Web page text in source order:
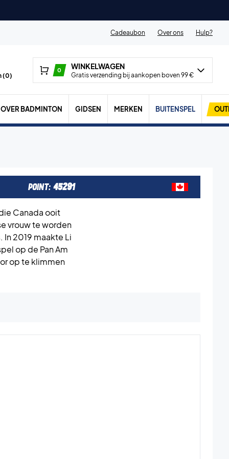
Cadeaubon Over ons Hulp?
(0)
0 WINKELWAGEN
Gratis verzending bij aankopen boven 99 €
OVER BADMINTON GIDSEN MERKEN BUITENSPEL
POINT: 45291
Canada ooit
vrouw te worden
2019 maakte Li
op de Pan Am
op te klimmen